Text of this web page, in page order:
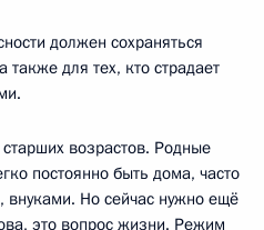
должен сохраняться
для тех, кто страдает
возрастов. Родные
постоянно быть дома, часто
внуками. Но сейчас нужно ещё
это вопрос жизни. Режим